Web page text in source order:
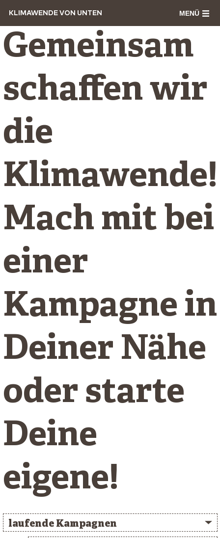
KLIMAWENDE VON UNTEN MENÜ
Gemeinsam
schaffen wir
die
Klimawende!
Mach mit bei
einer
Kampagne in
Deiner Nähe
oder starte
Deine
eigene!
laufende Kampagnen